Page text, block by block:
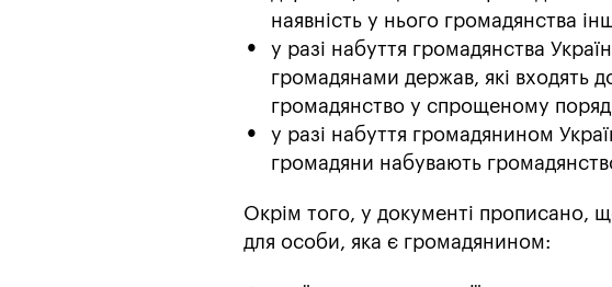
наявність у нього громадянства
у разі набуття громадянства
громадянами держав, які входять
громадянство у спрощеному
у разі набуття громадянином
громадяни набувають
Окрім того, у документі прописано,
для особи, яка є громадянином: